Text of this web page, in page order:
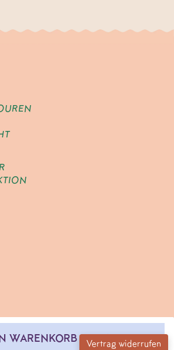
WARENKORB LEGENVertrag widerrufen